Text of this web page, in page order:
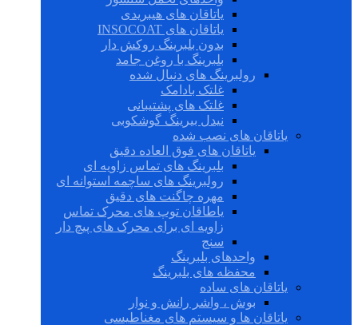
یاتاقان های هیبریدی
یاتاقان های INSOCOAT
بدون بلبرینگ روکش دار
بلبرینگ با روغن جامد
رولبرینگ های دنبال شده
غلتک بادامک
غلتک های پشتیبانی
نیدل بیرینگ گوشکوبی
یاتاقان های نصب شده
یاتاقان های فوق العاده دقیق
بلبرینگ های تماس زاویه ای
رولبرینگ های ساچمه استوانه ای
مهره چاگنت های دقیق
یاطاقان توپ های محرک تماس
زاویه ای برای محرک های پیچ دار
سنج
واحدهای بلبرینگ
محفظه های بلبرینگ
یاتاقان های ساده
بوش ، واشر رانش و نوار
یاتاقان ها و سیستم های مغناطیسی